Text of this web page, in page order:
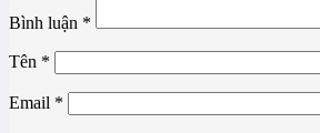
Bình luận *
Tên *
Email *